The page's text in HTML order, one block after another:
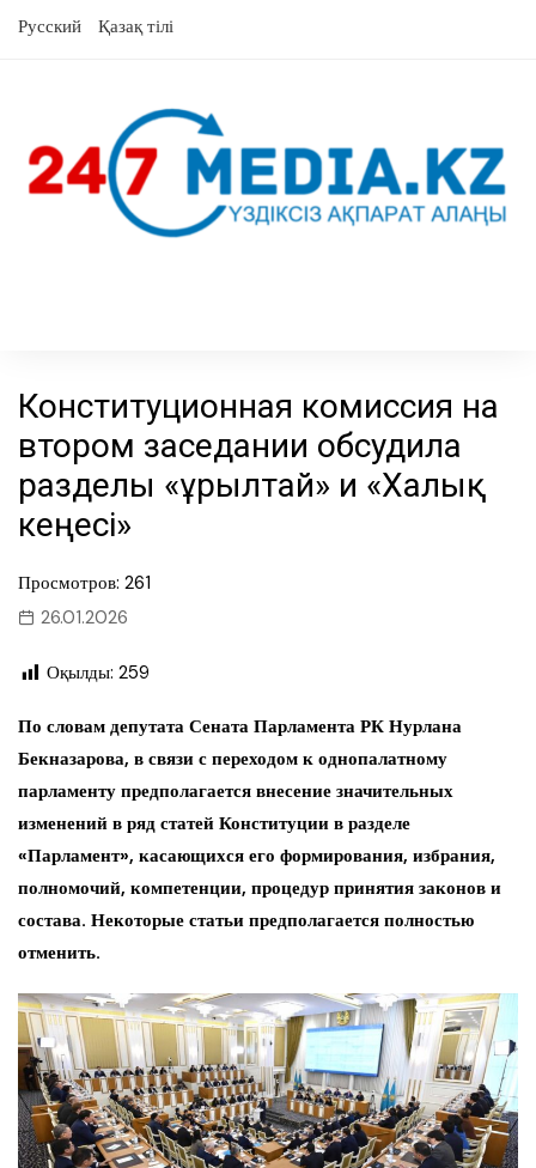
Русский Қазақ тілі
Конституционная комиссия на
втором заседании обсудила
разделы «Құрылтай» и «Халық
кеңесі»
Просмотров: 261
26.01.2026
Оқылды: 259
По словам депутата Сената Парламента РК Нурлана
Бекназарова, в связи с переходом к однопалатному
парламенту предполагается внесение значительных
изменений в ряд статей Конституции в разделе
«Парламент», касающихся его формирования, избрания,
полномочий, компетенции, процедур принятия законов и
состава. Некоторые статьи предполагается полностью
отменить.